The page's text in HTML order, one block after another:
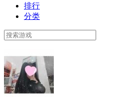
排行
分类